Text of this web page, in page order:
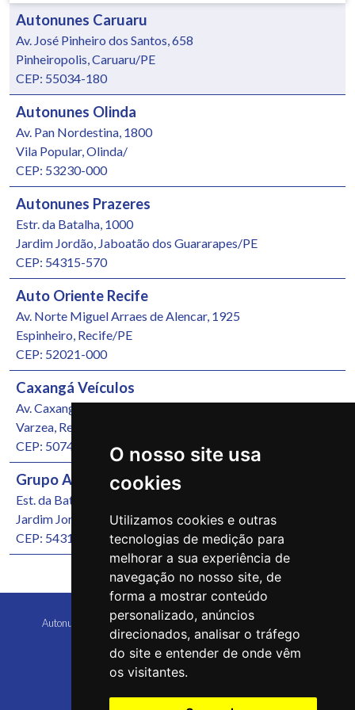
O nosso site usa
cookies
Utilizamos cookies e outras
tecnologias de medição para
melhorar a sua experiência de
navegação no nosso site, de
forma a mostrar conteúdo
personalizado, anúncios
direcionados, analisar o tráfego
do site e entender de onde vêm
os visitantes.
Autonunes Caruaru
Av. José Pinheiro dos Santos, 658
Pinheiropolis, Caruaru/PE
CEP: 55034-180
Autonunes Olinda
Av. Pan Nordestina, 1800
Vila Popular, Olinda/
CEP: 53230-000
Autonunes Prazeres
Estr. da Batalha, 1000
Jardim Jordão, Jaboatão dos Guararapes/PE
CEP: 54315-570
Auto Oriente Recife
Av. Norte Miguel Arraes de Alencar, 1925
Espinheiro, Recife/PE
CEP: 52021-000
Caxangá Veículos
Av. Caxangá, 4251
Varzea, Recife/PE
CEP: 50740-000
Grupo Autonunes Seminovos
Est. da Batalha, 1000
Jardim Jordão, Jaboatão dos Guararapes/PE
CEP: 54315-570
Autonunes Caruaru Copyright 2026 Todos os direitos reservados